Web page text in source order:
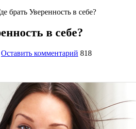
брать Уверенность в себе?
в себе?
Оставить комментарий 818